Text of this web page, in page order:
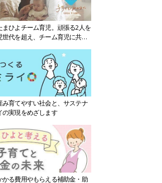
ひよチーム育児。頑張る2人を
代を超え、チーム育児に共感
育てやすい社会と、サステナ
の実現をめざします
る費用やもらえる補助金・助